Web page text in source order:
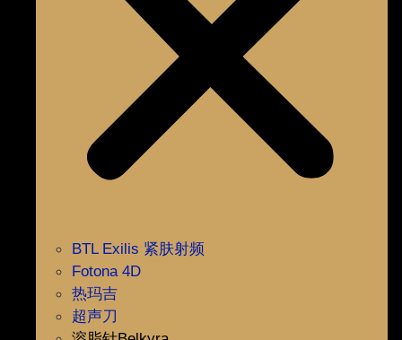
BTL Exilis 紧肤射频
Fotona 4D
热玛吉
超声刀